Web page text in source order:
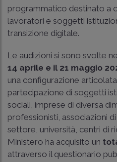
programmatico destinato a
lavoratori e soggetti
transizione digitale.
Le audizioni si sono svolte
14 aprile e il 21 maggio
una configurazione
partecipazione di soggetti
sociali, imprese di diversa
professionisti, associazioni
settore, università, centri di
Ministero ha acquisito un
attraverso il questionario